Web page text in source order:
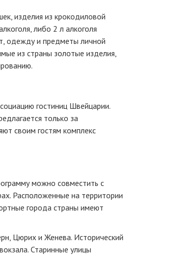
изделия из крокодиловой
либо 2 л алкоголя
одежду и предметы личной
из страны золотые изделия,
гостиниц Швейцарии.
только за
своим гостям комплекс
можно совместить с
Расположенные на территории
города страны имеют
Цюрих и Женева. Исторический
Старинные улицы